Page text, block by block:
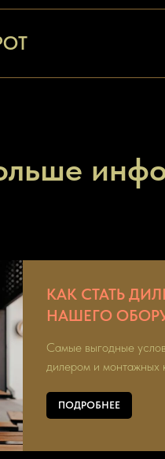
КАК СТАТЬ
НАШЕГО
Самые выгодные
дилером и монтажных
ПОДРОБНЕЕ